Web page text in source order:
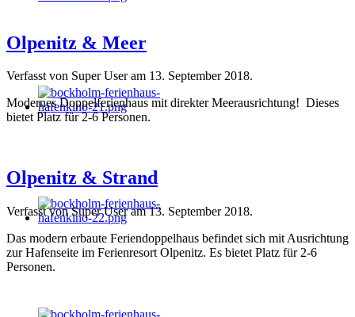
Olpenitz & Meer
Verfasst von Super User am 13. September 2018.
Modernes Doppelferienhaus mit direkter Meerausrichtung! Dieses
bietet Platz für 2-6 Personen.
Olpenitz & Strand
Verfasst von Super User am13. September 2018.
Das modern erbaute Feriendoppelhaus befindet sich mit Ausrichtung
zur Hafenseite im Ferienresort Olpenitz. Es bietet Platz für 2-6
Personen.